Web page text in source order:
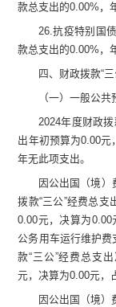
款总支出的0.00% ，
26.抗疫特别国
款总支出的0.00% ，
四、 财政拨款“三
（一）一般公
2024年度财政
出年初预算为0.00元
年无此项支出。
因公出国（境）
拨款“三公”经费总支
0.00元，决算为0.00
公务用车运行维护费
款“三公”经费 总支
元，决算为0.00元，
因公出国（境）